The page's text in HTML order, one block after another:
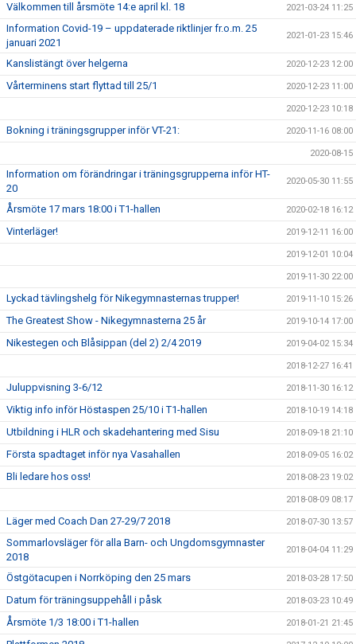
Välkommen till årsmöte 14:e april kl. 18 2021-03-24 11:25
Information Covid-19 – uppdaterade riktlinjer fr.o.m. 25
januari 2021
2021-01-23 15:46
Kanslistängt över helgerna 2020-12-23 12:00
Vårterminens start flyttad till 25/1 2020-12-23 11:00
2020-12-23 10:18
Bokning i träningsgrupper inför VT-21: 2020-11-16 08:00
2020-08-15
Information om förändringar i träningsgrupperna inför HT-
20
2020-05-30 11:55
Årsmöte 17 mars 18:00 i T1-hallen 2020-02-18 16:12
Vinterläger! 2019-12-11 16:00
2019-12-01 10:04
2019-11-30 22:00
Lyckad tävlingshelg för Nikegymnasternas trupper! 2019-11-10 15:26
The Greatest Show - Nikegymnasterna 25 år 2019-10-14 17:00
Nikestegen och Blåsippan (del 2) 2/4 2019 2019-04-02 15:34
2018-12-27 16:41
Juluppvisning 3-6/12 2018-11-30 16:12
Viktig info inför Höstaspen 25/10 i T1-hallen 2018-10-19 14:18
Utbildning i HLR och skadehantering med Sisu 2018-09-18 21:10
Första spadtaget inför nya Vasahallen 2018-09-05 16:02
Bli ledare hos oss! 2018-08-23 19:02
2018-08-09 08:17
Läger med Coach Dan 27-29/7 2018 2018-07-30 13:57
Sommarlovsläger för alla Barn- och Ungdomsgymnaster
2018
2018-04-04 11:29
Östgötacupen i Norrköping den 25 mars 2018-03-28 17:50
Datum för träningsuppehåll i påsk 2018-03-23 10:49
Årsmöte 1/3 18:00 i T1-hallen 2018-01-21 21:45